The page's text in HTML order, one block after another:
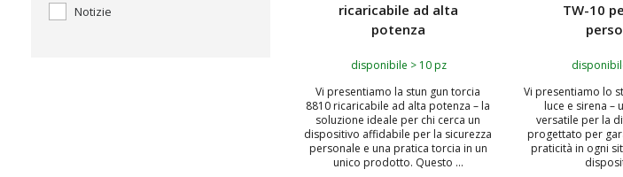
ricaricabile ad alta
potenza
disponibile > 10 pz
Vi presentiamo la stun gun torcia
8810 ricaricabile ad alta potenza – la
soluzione ideale per chi cerca un
dispositivo affidabile per la sicurezza
personale e una pratica torcia in un
unico prodotto. Questo ...
TW-10
Vi presentiamo lo
luce e sirena –
versatile per la
progettato per
praticità in ogni
Notizie